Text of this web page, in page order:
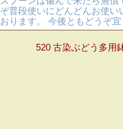
ぞ普段使いにどんどんお使
おります。 今後ともどうぞ
520 古染ぶどう多用